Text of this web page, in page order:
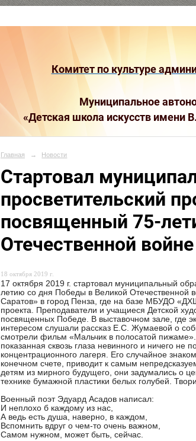
Комитет по культуре
Муниципальное
«Детская школа искусств имени
Главная → Новости
Стартовал
просветительский
посвященный 75-
Отечественной войне
18 октября 2019 г.
17 октября 2019 г. стартовал муниципальный
летию со дня Победы в Великой
Саратов» в город Пенза, где на базе МБУДО
проекта. Преподаватели и учащиеся Детской
посвященных Победе. В выставочном зале, где
интересом слушали рассказ Е.С. Жумаевой о
смотрели фильм «Мальчик в полосатой
показанная сквозь глаза невинного и ничего
концентрационного лагеря. Его случайное
конечном счете, приводит к самым
детям из мирного будущего, они задумались о
технике бумажной пластики белых голубей.
Военный поэт Эдуард Асадов написал:
И неплохо б каждому из нас,
А ведь есть душа, наверно, в каждом,
Вспомнить вдруг о чем-то очень важном,
Самом нужном, может быть, сейчас.